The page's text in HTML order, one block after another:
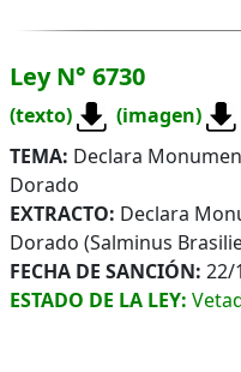
Ley N° 6730
(texto) (imagen)
TEMA: Declara
Dorado
EXTRACTO: Declara
Dorado (Salminus
FECHA DE SANCIÓN: 22/
ESTADO DE LA LEY: